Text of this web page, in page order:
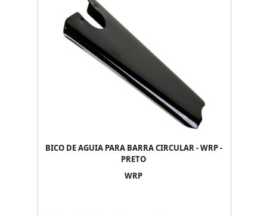
BICO DE AGUIA PARA BARRA CIRCULAR - WRP -
PRETO
WRP